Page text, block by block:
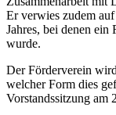
Er verwies zudem
Jahres, bei denen
wurde.
Der Förderverein
welcher Form dies
Vorstandssitzung am